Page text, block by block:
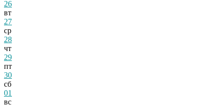
26
вт
27
ср
28
чт
29
пт
30
сб
01
вс